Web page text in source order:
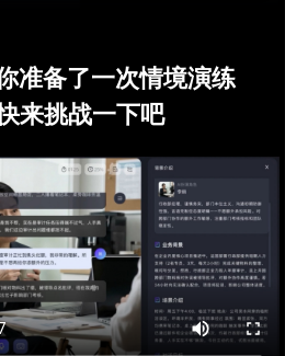
准备了一次情境演练
来挑战一下吧